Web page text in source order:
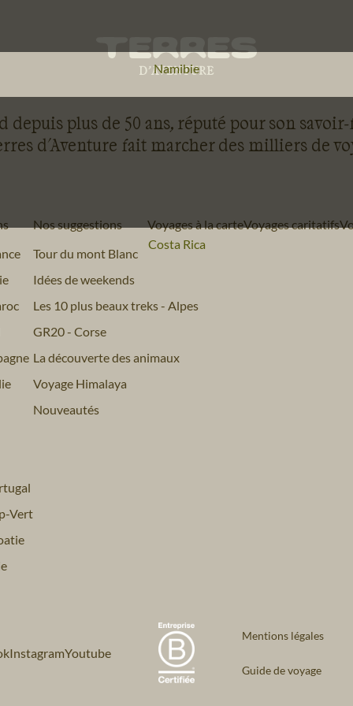
Voyage
Namibie
Voyage
Costa Rica
depuis plus de 50 ans, réputé pour son
d'Aventure fait marcher des milliers de
Vert
Nos suggestions
Tour du mont Blanc
Idées de weekends
Les 10 plus beaux treks - Alpes
GR20 - Corse
La découverte des animaux
Voyage Himalaya
Nouveautés
Voyages à la carteVoyages caritatifs
InstagramYoutube
Mentions légales
Guide de voyage